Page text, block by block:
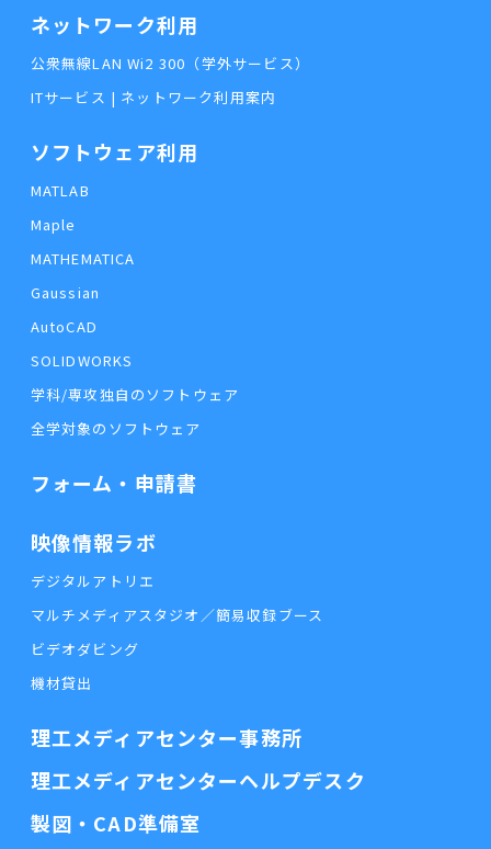
ネットワーク利用
公衆無線LAN Wi2 300（学外サービス）
ITサービス | ネットワーク利用案内
ソフトウェア利用
MATLAB
Maple
MATHEMATICA
Gaussian
AutoCAD
SOLIDWORKS
学科/専攻独自のソフトウェア
全学対象のソフトウェア
フォーム・申請書
映像情報ラボ
デジタルアトリエ
マルチメディアスタジオ／簡易収録ブース
ビデオダビング
機材貸出
理工メディアセンター事務所
理工メディアセンターヘルプデスク
製図・CAD準備室